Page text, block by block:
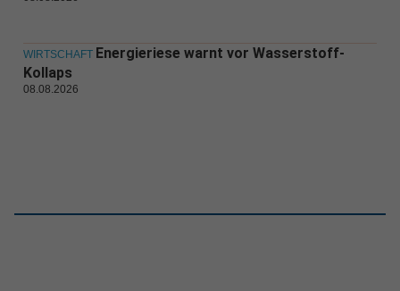
WIRTSCHAFT Energieriese warnt vor Wasserstoff-
Kollaps
08.08.2026